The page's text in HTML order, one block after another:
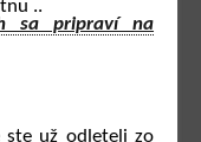
..
sa pripraví na
ste už odleteli zo